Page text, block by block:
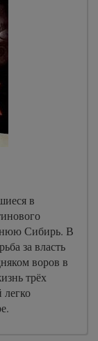
в
Сибирь. В
за власть
воров в
трёх
легко